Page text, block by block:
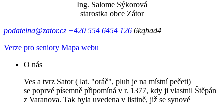
Ing. Salome Sýkorová
starostka obce Zátor
podatelna@zator.cz +420 554 6454 126 6kqbad4
Verze pro seniory Mapa webu
O nás
Ves a tvrz Sator ( lat. "oráč", pluh je na místní pečeti)
se poprvé písemně připomíná v r. 1377, kdy ji vlastnil Štěpán
z Varanova. Tak byla uvedena v listině, již se synové